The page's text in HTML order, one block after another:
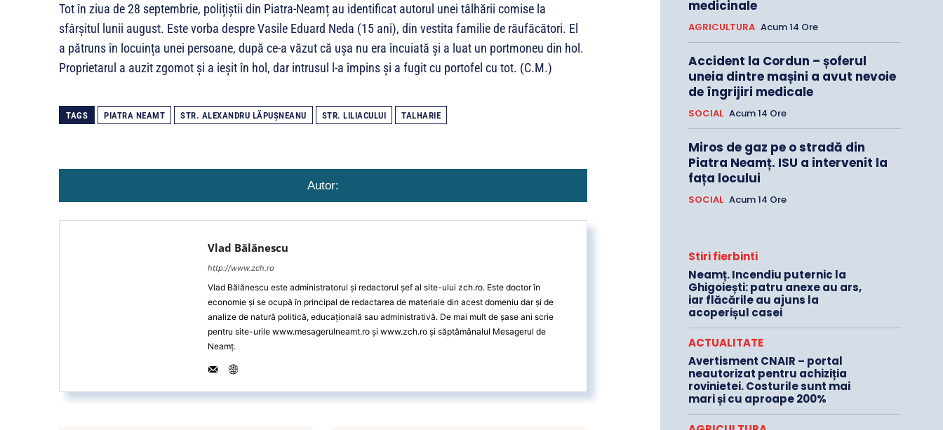
Tot în ziua de 28 septembrie, polițiștii din Piatra-Neamț au identificat autorul unei tâlhării comise la
sfârșitul lunii august. Este vorba despre Vasile Eduard Neda (15 ani), din vestita familie de răufăcători. El
a pătruns în locuința unei persoane, după ce-a văzut că ușa nu era încuiată și a luat un portmoneu din hol.
Proprietarul a auzit zgomot și a ieșit în hol, dar intrusul l-a împins și a fugit cu portofel cu tot. (C.M.)
TAGS PIATRA NEAMT STR. ALEXANDRU LĂPUŞNEANU STR. LILIACULUI TALHARIE
Autor:
Vlad Bălănescu
http://www.zch.ro
Vlad Bălănescu este administratorul și redactorul șef al site-ului zch.ro. Este doctor în
economie și se ocupă în principal de redactarea de materiale din acest domeniu dar și de
analize de natură politică, educațională sau administrativă. De mai mult de șase ani scrie
pentru site-urile www.mesagerulneamt.ro și www.zch.ro și săptămânalul Mesagerul de
Neamț.
medicinale
AGRICULTURA Acum 14 Ore
Accident la Cordun – șoferul
uneia dintre mașini a avut nevoie
de îngrijiri medicale
SOCIAL Acum 14 Ore
Miros de gaz pe o stradă din
Piatra Neamț. ISU a intervenit la
fața locului
SOCIAL Acum 14 Ore
Stiri fierbinti
Neamț. Incendiu puternic la
Ghigoiești: patru anexe au ars,
iar flăcările au ajuns la
acoperișul casei
ACTUALITATE
Avertisment CNAIR – portal
neautorizat pentru achiziția
rovinietei. Costurile sunt mai
mari și cu aproape 200%